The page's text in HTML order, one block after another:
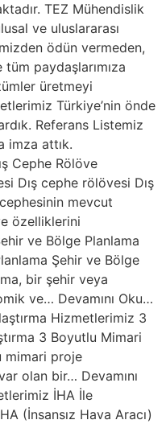
TEZ Mühendislik
ve uluslararası
ödün vermeden,
paydaşlarımıza
üretmeyi
Türkiye’nin önde
Referans Listemiz
imza attık.
Cephe Rölöve
Dış cephe rölövesi Dış
mevcut
özelliklerini
ve Bölge Planlama
Şehir ve Bölge
bir şehir veya
ve… Devamını Oku…
Hizmetlerimiz 3
3 Boyutlu Mimari
mimari proje
olan bir… Devamını
İHA İle
(İnsansız Hava Aracı)